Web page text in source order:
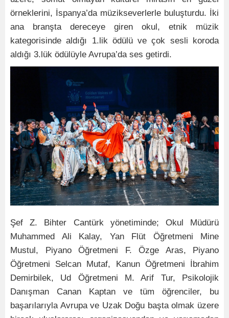
örneklerini, İspanya’da müzikseverlerle buluşturdu. İki
ana branşta dereceye giren okul, etnik müzik
kategorisinde aldığı 1.lik ödülü ve çok sesli koroda
aldığı 3.lük ödülüyle Avrupa’da ses getirdi.
Şef Z. Bihter Cantürk yönetiminde; Okul Müdürü
Muhammed Ali Kalay, Yan Flüt Öğretmeni Mine
Mustul, Piyano Öğretmeni F. Özge Aras, Piyano
Öğretmeni Selcan Mutaf, Kanun Öğretmeni İbrahim
Demirbilek, Ud Öğretmeni M. Arif Tur, Psikolojik
Danışman Canan Kaptan ve tüm öğrenciler, bu
başarılarıyla Avrupa ve Uzak Doğu başta olmak üzere